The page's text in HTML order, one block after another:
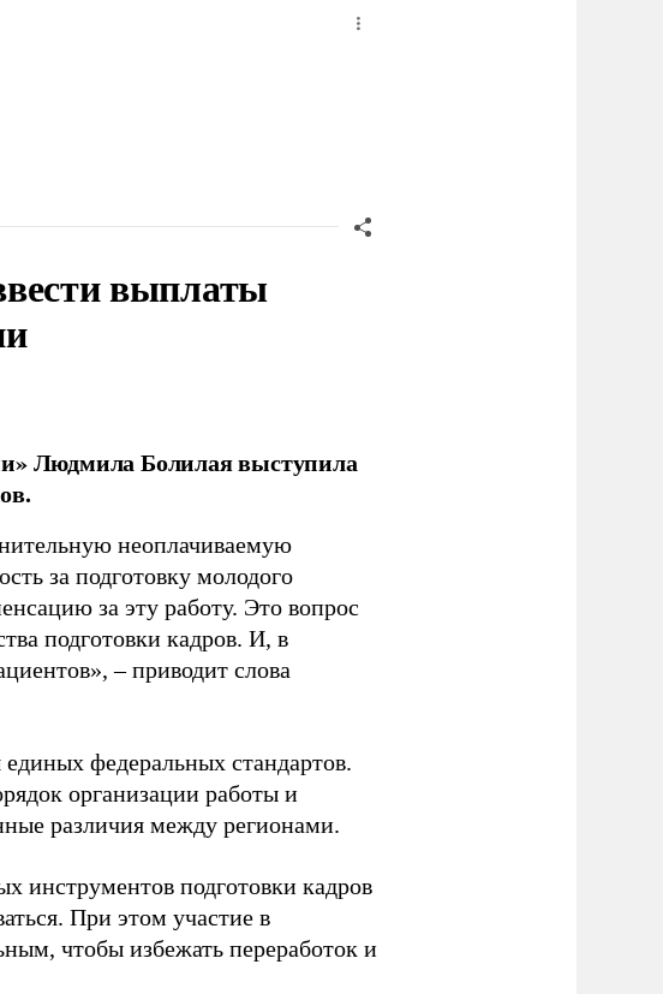
выплаты
Людмила Болилая выступила
неоплачиваемую
за подготовку молодого
за эту работу. Это вопрос
подготовки кадров. И, в
– приводит слова
федеральных стандартов.
организации работы и
различия между регионами.
инструментов подготовки кадров
При этом участие в
чтобы избежать переработок и